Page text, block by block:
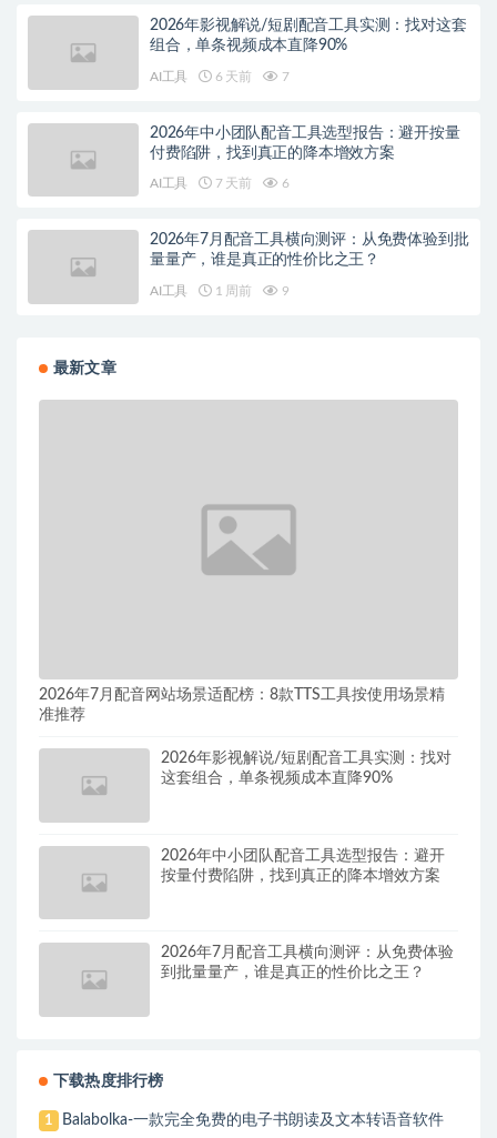
2026年影视解说/短剧配音工具实测：找对这套
组合，单条视频成本直降90%
AI工具 6 天前 7
2026年中小团队配音工具选型报告：避开按量
付费陷阱，找到真正的降本增效方案
AI工具 7 天前 6
2026年7月配音工具横向测评：从免费体验到批
量量产，谁是真正的性价比之王？
AI工具 1 周前 9
最新文章
2026年7月配音网站场景适配榜：8款TTS工具按使用场景精
准推荐
2026年影视解说/短剧配音工具实测：找对
这套组合，单条视频成本直降90%
2026年中小团队配音工具选型报告：避开
按量付费陷阱，找到真正的降本增效方案
2026年7月配音工具横向测评：从免费体验
到批量量产，谁是真正的性价比之王？
下载热度排行榜
1 Balabolka-一款完全免费的电子书朗读及文本转语音软件